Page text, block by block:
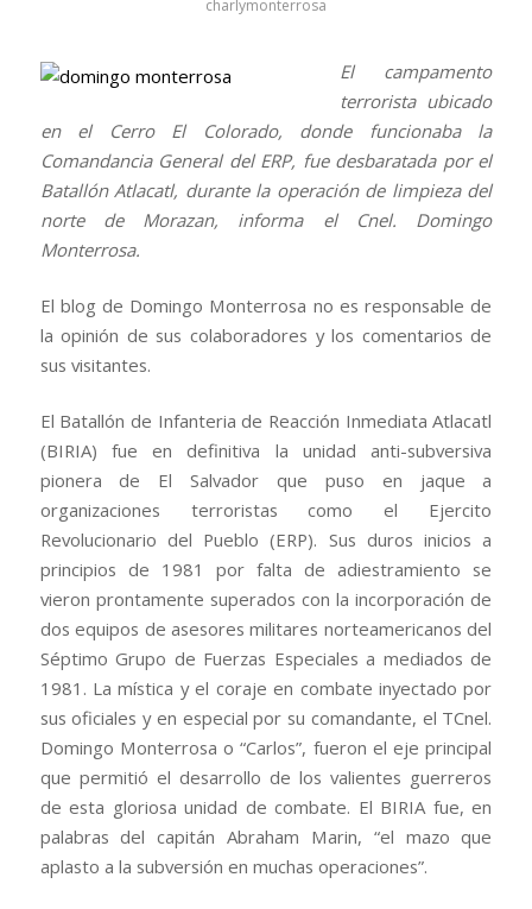
charlymonterrosa
El campamento
terrorista ubicado
en el Cerro El Colorado, donde funcionaba la
Comandancia General del ERP, fue desbaratada por el
Batallón Atlacatl, durante la operación de limpieza del
norte de Morazan, informa el Cnel. Domingo
Monterrosa.
El blog de Domingo Monterrosa no es responsable de
la opinión de sus colaboradores y los comentarios de
sus visitantes.
El Batallón de Infanteria de Reacción Inmediata Atlacatl
(BIRIA) fue en definitiva la unidad anti-subversiva
pionera de El Salvador que puso en jaque a
organizaciones terroristas como el Ejercito
Revolucionario del Pueblo (ERP). Sus duros inicios a
principios de 1981 por falta de adiestramiento se
vieron prontamente superados con la incorporación de
dos equipos de asesores militares norteamericanos del
Séptimo Grupo de Fuerzas Especiales a mediados de
1981. La mística y el coraje en combate inyectado por
sus oficiales y en especial por su comandante, el TCnel.
Domingo Monterrosa o “Carlos”, fueron el eje principal
que permitió el desarrollo de los valientes guerreros
de esta gloriosa unidad de combate. El BIRIA fue, en
palabras del capitán Abraham Marin, “el mazo que
aplasto a la subversión en muchas operaciones”.